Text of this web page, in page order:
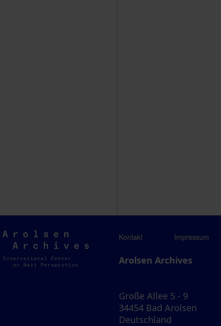
Arolsen
Archives
Kontakt Impressum
Arolsen Archives
Große Allee 5 - 9
34454 Bad Arolsen
Deutschland